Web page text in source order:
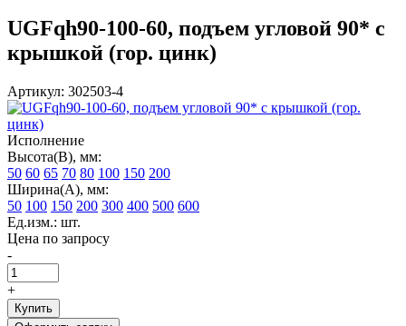
UGFqh90-100-60, подъем угловой 90* с
крышкой (гор. цинк)
Артикул: 302503-4
Исполнение
Высота(В), мм:
50 60 65 70 80 100 150 200
Ширина(А), мм:
50 100 150 200 300 400 500 600
Ед.изм.: шт.
Цена по запросу
-
+
Купить